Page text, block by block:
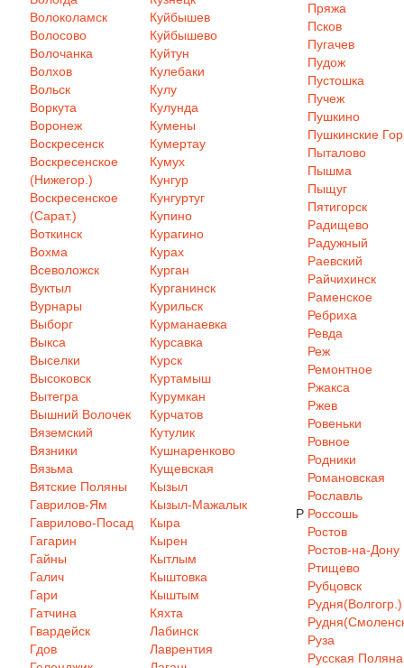
Волоколамск
Волосово
Волочанка
Волхов
Вольск
Воркута
Воронеж
Воскресенск
Воскресенское
(Нижегор.)
Воскресенское
(Сарат.)
Воткинск
Вохма
Всеволожск
Вуктыл
Вурнары
Выборг
Выкса
Выселки
Высоковск
Вытегра
Вышний Волочек
Вяземский
Вязники
Вязьма
Вятские Поляны
Гаврилов-Ям
Гаврилово-Посад
Гагарин
Гайны
Галич
Гари
Гатчина
Гвардейск
Гдов
Куйбышев
Куйбышево
Куйтун
Кулебаки
Кулу
Кулунда
Кумены
Кумертау
Кумух
Кунгур
Кунгуртуг
Купино
Курагино
Курах
Курган
Курганинск
Курильск
Курманаевка
Курсавка
Курск
Куртамыш
Курумкан
Курчатов
Кутулик
Кушнаренково
Кущевская
Кызыл
Кызыл-Мажалык
Кыра
Кырен
Кытлым
Кыштовка
Кыштым
Кяхта
Лабинск
Лаврентия
Пряжа
Псков
Пугачев
Пудож
Пустошка
Пучеж
Пушкино
Пушкинские
Пыталово
Пышма
Пыщуг
Пятигорск
Р
Радищево
Радужный
Раевский
Райчихинск
Раменское
Ребриха
Ревда
Реж
Ремонтное
Ржакса
Ржев
Ровеньки
Ровное
Родники
Романовская
Рославль
Россошь
Ростов
Ростов-на-Дону
Ртищево
Рубцовск
Рудня(Волгогр.)
Руза
Русская Поляна